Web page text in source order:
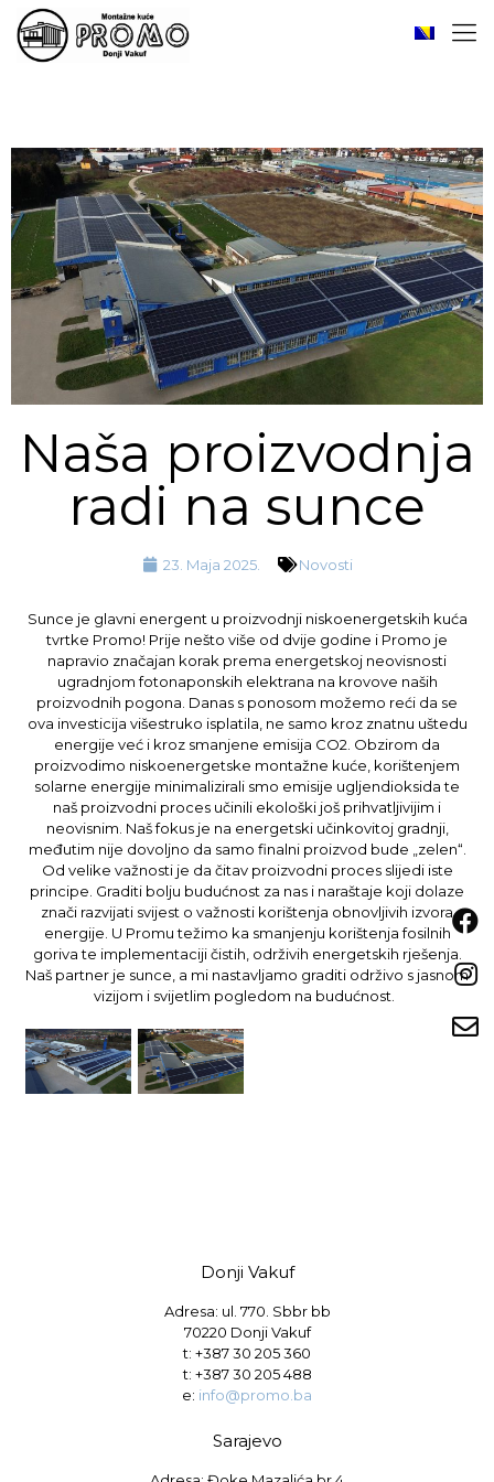
Naša proizvodnja
radi na sunce
23. Maja 2025. Novosti
Sunce je glavni energent u proizvodnji niskoenergetskih kuća
tvrtke Promo! Prije nešto više od dvije godine i Promo je
napravio značajan korak prema energetskoj neovisnosti
ugradnjom fotonaponskih elektrana na krovove naših
proizvodnih pogona. Danas s ponosom možemo reći da se
ova investicija višestruko isplatila, ne samo kroz znatnu uštedu
energije već i kroz smanjene emisija CO2. Obzirom da
proizvodimo niskoenergetske montažne kuće, korištenjem
solarne energije minimalizirali smo emisije ugljendioksida te
naš proizvodni proces učinili ekološki još prihvatljivijim i
neovisnim. Naš fokus je na energetski učinkovitoj gradnji,
međutim nije dovoljno da samo finalni proizvod bude „zelen“.
Od velike važnosti je da čitav proizvodni proces slijedi iste
principe. Graditi bolju budućnost za nas i naraštaje koji dolaze
znači razvijati svijest o važnosti korištenja obnovljivih izvora
energije. U Promu težimo ka smanjenju korištenja fosilnih
goriva te implementaciji čistih, održivih energetskih rješenja.
Naš partner je sunce, a mi nastavljamo graditi održivo s jasnom
vizijom i svijetlim pogledom na budućnost.
Donji Vakuf
Adresa: ul. 770. Sbbr bb
70220 Donji Vakuf
t: +387 30 205 360
t: +387 30 205 488
e: info@promo.ba
Sarajevo